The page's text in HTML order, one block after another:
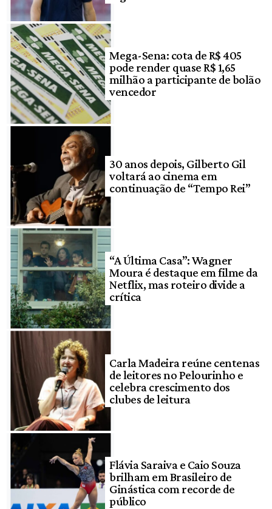
Mega-Sena: cota de R$ 405
pode render quase R$ 1,65
milhão a participante de bolão
vencedor
30 anos depois, Gilberto Gil
voltará ao cinema em
continuação de “Tempo Rei”
“A Última Casa”: Wagner
Moura é destaque em filme da
Netflix, mas roteiro divide a
crítica
Carla Madeira reúne centenas
de leitores no Pelourinho e
celebra crescimento dos
clubes de leitura
Flávia Saraiva e Caio Souza
brilham em Brasileiro de
Ginástica com recorde de
público